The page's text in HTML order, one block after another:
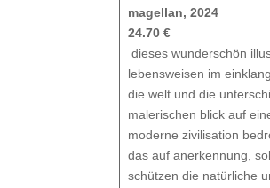
magellan, 2024
24.70 €
dieses wunderschön
lebensweisen im
die welt und die
malerischen blick auf
moderne zivilisation
das auf anerkennung,
schützen die natürliche